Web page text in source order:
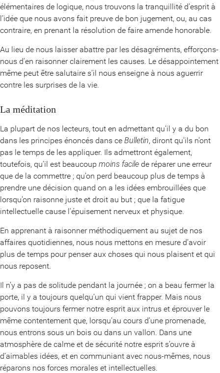
élémentaires de logique, nous trouvons la tranquillité d’esprit à
l’idée que nous avons fait preuve de bon jugement, ou, au cas
contraire, en prenant la résolution de faire amende honorable.
Au lieu de nous laisser abattre par les désagréments, efforçons-
nous d’en raisonner clairement les causes. Le désappointement
même peut être salutaire s’il nous enseigne à nous aguerrir
contre les surprises de la vie.
La méditation
La plupart de nos lecteurs, tout en admettant qu’il y a du bon
dans les principes énoncés dans ce Bulletin, diront qu’ils n’ont
pas le temps de les appliquer. Ils admettront également,
toutefois, qu’il est beaucoup moins facile de réparer une erreur
que de la commettre ; qu’on perd beaucoup plus de temps à
prendre une décision quand on a les idées embrouillées que
lorsqu’on raisonne juste et droit au but ; que la fatigue
intellectuelle cause l’épuisement nerveux et physique.
En apprenant à raisonner méthodiquement au sujet de nos
affaires quotidiennes, nous nous mettons en mesure d’avoir
plus de temps pour penser aux choses qui nous plaisent et qui
nous reposent.
Il n’y a pas de solitude pendant la journée ; on a beau fermer la
porte, il y a toujours quelqu’un qui vient frapper. Mais nous
pouvons toujours fermer notre esprit aux intrus et éprouver le
même contentement que, lorsqu’au cours d’une promenade,
nous entrons sous un bois ou dans un vallon. Dans une
atmosphère de calme et de sécurité notre esprit s’ouvre à
d’aimables idées, et en communiant avec nous-mêmes, nous
réparons nos forces morales et intellectuelles.